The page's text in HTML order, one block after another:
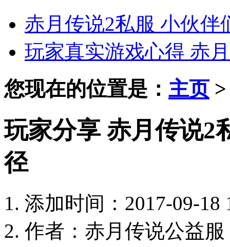
赤月传说2私服 小伙伴
玩家真实游戏心得 赤
您现在的位置是： 主页
玩家分享 赤月传说2
径
添加时间：2017-09-18
作者：赤月传说公益服